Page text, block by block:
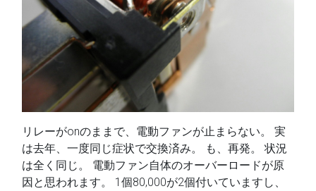
リレーがonのままで、電動ファンが止まらない。 実
は去年、一度同じ症状で交換済み。 も、再発。 状況
は全く同じ。 電動ファン自体のオーバーロードが原
因と思われます。 1個80,000が2個付いていますし、